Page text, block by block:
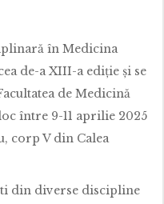
în Medicina
de-a XIII-a ediție și se
de Medicină
între 9-11 aprilie 2025
corp V din Calea
din diverse discipline